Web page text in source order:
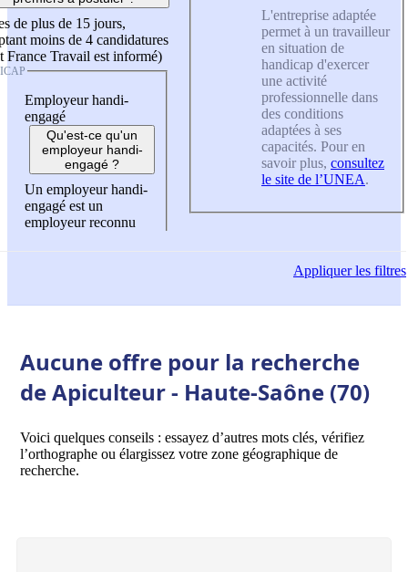
de plus de 15 jours,
moins de 4 candidatures
France Travail est informé)
Employeur handi-
engagé
Qu'est-ce qu'un
employeur handi-
engagé ?
Un employeur handi-
engagé est un
employeur reconnu
L'entreprise adaptée
permet à un travailleur
en situation de
handicap d'exercer
une activité
professionnelle dans
des conditions
adaptées à ses
capacités. Pour en
savoir plus, consultez
le site de l’UNEA.
Appliquerles filtres
Aucune offre pour la recherche
de Apiculteur - Haute-Saône (70)
Voici quelques conseils : essayez d’autres mots clés, vérifiez
l’orthographe ou élargissez votre zone géographique de
recherche.